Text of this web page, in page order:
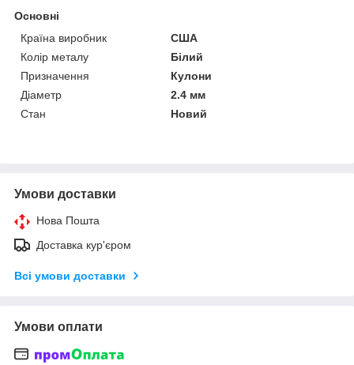
Основні
Країна виробник
США
Колір металу
Білий
Призначення
Кулони
Діаметр
2.4 мм
Стан
Новий
Умови доставки
Нова Пошта
Доставка кур'єром
Всі умови доставки
Умови оплати